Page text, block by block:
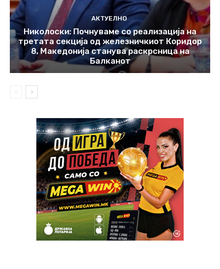
АКТУЕЛНО
Николоски: Почнуваме со реализација на
третата секција од железничкиот Коридор
8, Македонија станува раскрсница на
Балканот